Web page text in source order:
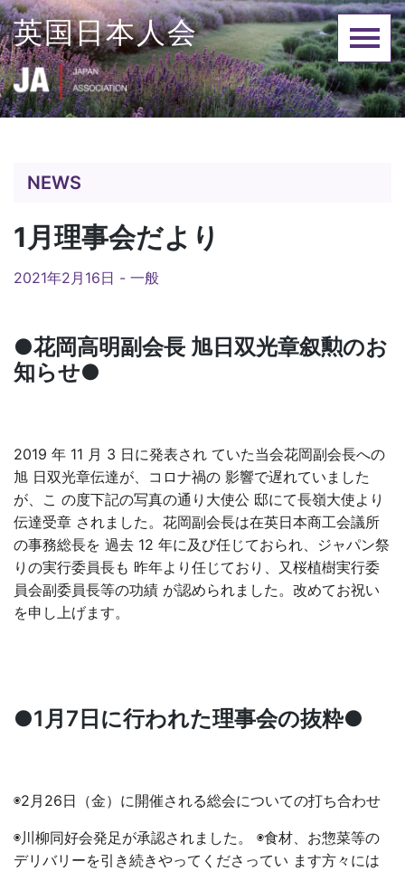
Skip
to
content
英国日本人会
NEWS
1月理事会だより
2021年2月16日 - 一般
●花岡高明副会長 旭日双光章叙勲のお
知らせ●
2019 年 11 月 3 日に発表され ていた当会花岡副会長への
旭 日双光章伝達が、コロナ禍の 影響で遅れていました
が、こ の度下記の写真の通り大使公 邸にて長嶺大使より
伝達受章 されました。花岡副会長は在英日本商工会議所
の事務総長を 過去 12 年に及び任じておられ、ジャパン祭
りの実行委員長も 昨年より任じており、又桜植樹実行委
員会副委員長等の功績 が認められました。改めてお祝い
を申し上げます。
●1月7日に行われた理事会の抜粋●
◉2月26日（金）に開催される総会についての打ち合わせ
◉川柳同好会発足が承認されました。 ◉食材、お惣菜等の
デリバリーを引き続きやってくださってい ます方々には